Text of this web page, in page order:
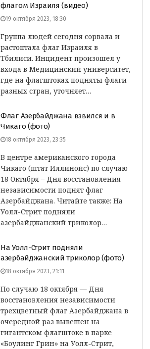
флагом Израиля (видео)
19 октября 2023, 18:30
Группа людей сегодня сорвала и
растоптала флаг Израиля в
Тбилиси. Инцидент произошел у
входа в Медицинский университет,
где на флагштоках подняты флаги
разных стран, уточняет…
Флаг Азербайджана взвился и в
Чикаго (фото)
18 октября 2023, 23:35
В центре американского города
Чикаго (штат Иллинойс) по случаю
18 Октября – Дня восстановления
независимости поднят флаг
Азербайджана. Читайте также: На
Уолл-Стрит подняли
азербайджанский триколор…
На Уолл-Стрит подняли
азербайджанский триколор (фото)
18 октября 2023, 21:11
По случаю 18 октября — Дня
восстановления независимости
трехцветный флаг Азербайджана в
очередной раз вывешен на
гигантском флагштоке в парке
«Боулинг Грин» на Уолл-Стрит,